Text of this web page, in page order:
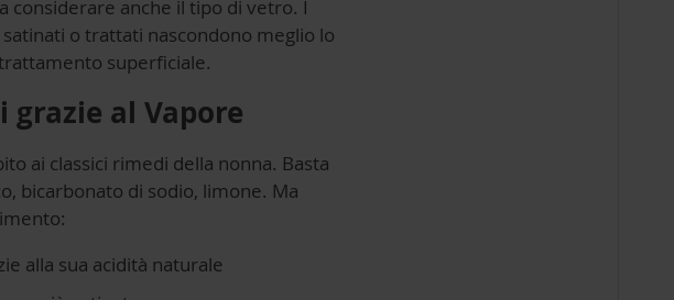
considerare anche il tipo di vetro. I
o trattati nascondono meglio lo
superficiale.
al Vapore
ai classici rimedi della nonna. Basta
bicarbonato di sodio, limone. Ma
alla sua acidità naturale